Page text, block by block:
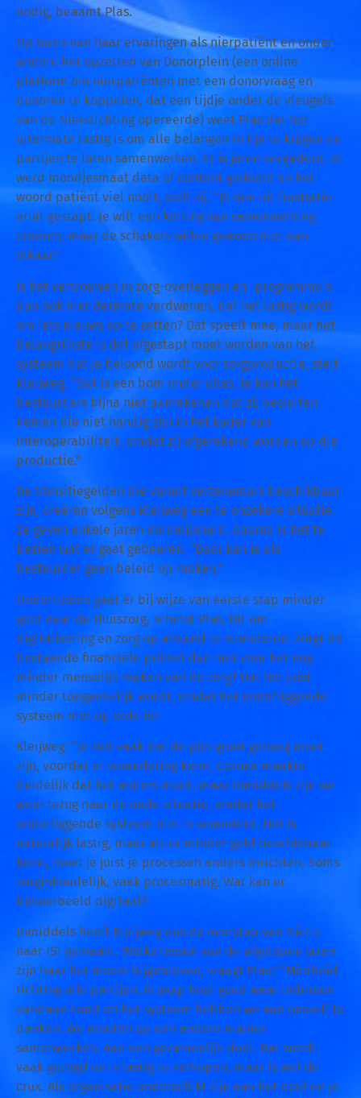
nodig, beaamt Plas.
Op basis van haar ervaringen als nierpatiënt en onder
andere het opzetten van Donorplein (een online
platform om nierpatiënten met een donorvraag en
donoren te koppelen, dat een tijdje onder de vleugels
van de Nierstichting opereerde) weet Plas dat het
uitermate lastig is om alle belangen in lijn te krijgen en
partijen te laten samenwerken. Er is jaren vergaderd, er
werd mondjesmaat data of content gedeeld en het
woord patiënt viel nooit, stelt zij. “Ik ben uit frustratie
eruit gestapt. Je wilt een ketting van samenwerking
creëren, maar de schakels willen gewoon niet aan
elkaar.”
Is het vertrouwen in zorg-overleggen en -programma’s
dan ook niet dermate verdwenen, dat het lastig wordt
om iets nieuws op te zetten? Dat speelt mee, maar het
belangrijkste is dat afgestapt moet worden van het
systeem dat je beloond wordt voor zorgproductie, stelt
Kleijweg. “Dat is een bom onder alles. Je kan het
bestuurders bijna niet aanrekenen dat zij besluiten
nemen die niet handig zijn in het kader van
interoperabiliteit, omdat zij afgerekend worden op die
productie.”
De transitiegelden die vanuit verzekeraars beschikbaar
zijn, creëren volgens Kleijweg een te onzekere situatie.
Ze geven enkele jaren duidelijkheid, daarna is het te
bezien wat er gaat gebeuren. “Daar kan je als
bestuurder geen beleid op maken.”
Ondertussen gaat er bij wijze van eerste stap minder
geld naar de thuiszorg, schetst Plas. Dit om
digitalisering en zorg op afstand te stimuleren. Zorgt de
bestaande financiële prikkel dan niet voor het nog
minder menselijk maken van de zorg? Dat het juist
minder toegankelijk wordt, omdat het onderliggende
systeem niet op orde is?
Kleijweg: “Je ziet vaak dat de pijn groot genoeg moet
zijn, voordat er verandering komt. Corona maakte
duidelijk dat het anders moet, maar inmiddels zijn we
weer terug naar de oude situatie, omdat het
onderliggende systeem niet is veranderd. Het is
natuurlijk lastig, maar als er minder geld beschikbaar
komt, moet je juist je processen anders inrichten. Soms
zorginhoudelijk, vaak procesmatig. Wat kan er
bijvoorbeeld digitaal?
Inmiddels heeft Kleijweg dus de overstap van Nictiz
naar ISI gemaakt. Welke lessen van de afgelopen jaren
zijn haar het meest bijgebleven, vraagt Plas? “Mildheid
richting alle partijen. Ik snap heel goed waar iedereen
vandaan komt en het systeem hebben we aan onszelf te
danken. We moeten op een andere manier
samenwerken. Aan een gezamenlijk doel. Dat wordt
vaak gezegd en is lastig te verkopen, maar is wel de
crux. Als organisatie onderschikt zijn aan het doel en je